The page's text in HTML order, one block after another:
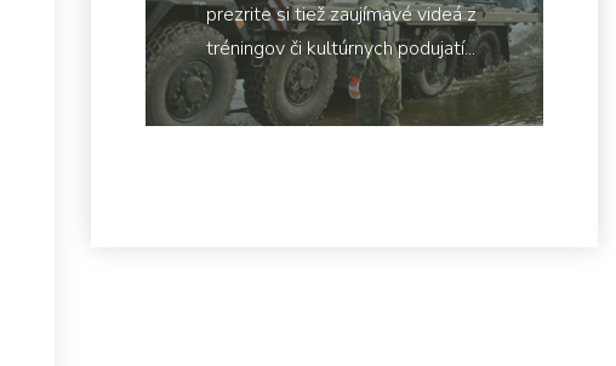
prezrite si tiež zaujímavé videá z
tréningov či kultúrnych podujatí...